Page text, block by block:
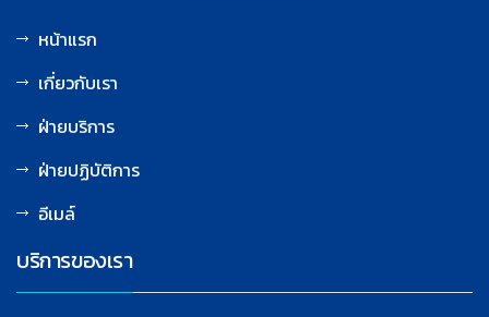
หน้าแรก
เกี่ยวกับเรา
ฝ่ายบริการ
ฝ่ายปฏิบัติการ
อีเมล์
บริการของเรา